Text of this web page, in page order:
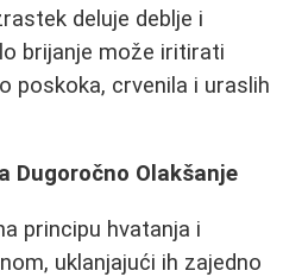
deluje deblje i
brijanje može iritirati
poskoka, crvenila i uraslih
Dugoročno Olakšanje
principu hvatanja i
uklanjajući ih zajedno